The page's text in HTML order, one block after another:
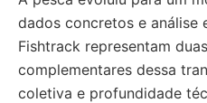
dados concretos e análise
Fishtrack representam
complementares dessa
coletiva e profundidade